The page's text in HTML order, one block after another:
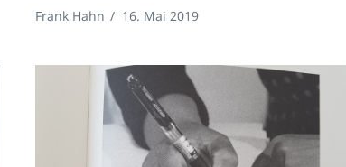
Frank Hahn / 16. Mai 2019